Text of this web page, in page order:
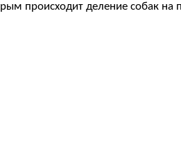
происходит деление собак